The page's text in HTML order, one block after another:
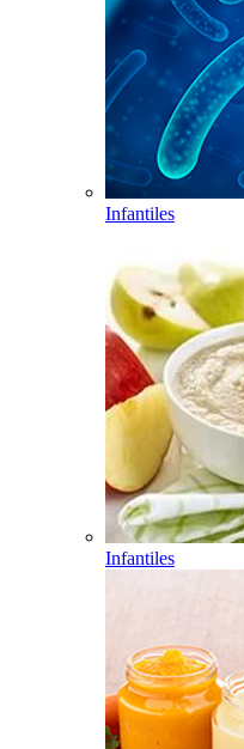
Infantiles
Infantiles